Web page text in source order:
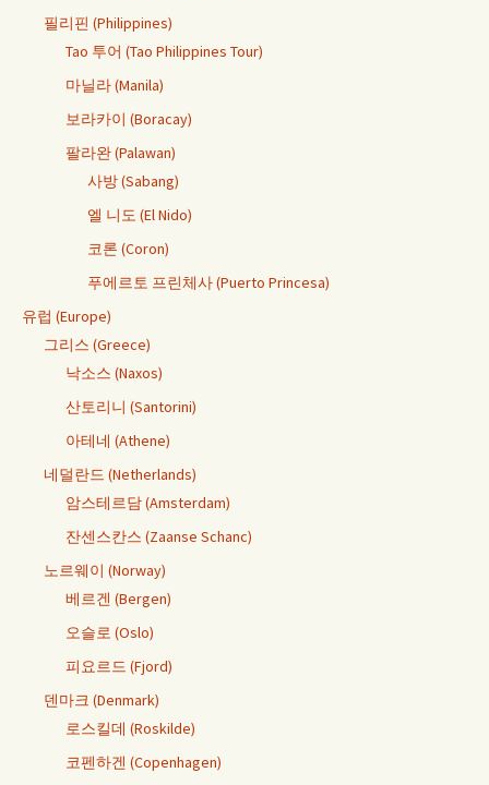
필리핀 (Philippines)
Tao 투어 (Tao Philippines Tour)
마닐라 (Manila)
보라카이 (Boracay)
팔라완 (Palawan)
사방 (Sabang)
엘 니도 (El Nido)
코론 (Coron)
푸에르토 프린체사 (Puerto Princesa)
유럽 (Europe)
그리스 (Greece)
낙소스 (Naxos)
산토리니 (Santorini)
아테네 (Athene)
네덜란드 (Netherlands)
암스테르담 (Amsterdam)
잔센스칸스 (Zaanse Schanc)
노르웨이 (Norway)
베르겐 (Bergen)
오슬로 (Oslo)
피요르드 (Fjord)
덴마크 (Denmark)
로스킬데 (Roskilde)
코펜하겐 (Copenhagen)